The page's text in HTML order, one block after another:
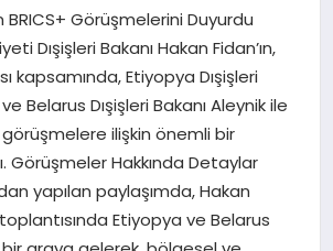
BRICS+ Görüşmelerini Duyurdu
Dışişleri Bakanı Hakan Fidan’ın,
kapsamında, Etiyopya Dışişleri
Belarus Dışişleri Bakanı Aleynik ile
ilişkin önemli bir
Görüşmeler Hakkında Detaylar
yapılan paylaşımda, Hakan
toplantısında Etiyopya ve Belarus